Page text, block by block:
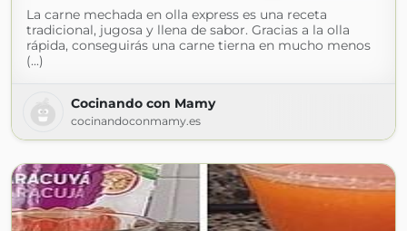
La carne mechada en olla express es una receta
tradicional, jugosa y llena de sabor. Gracias a la olla
rápida, conseguirás una carne tierna en mucho menos
(...)
Cocinando con Mamy
cocinandoconmamy.es